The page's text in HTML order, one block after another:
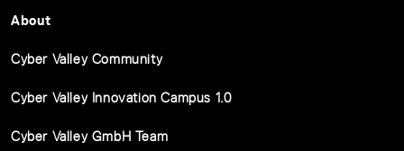
About
Cyber Valley Community
Cyber Valley Innovation Campus 1.0
Cyber Valley GmbH Team